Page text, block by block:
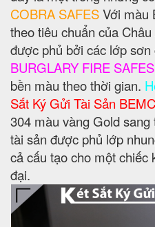
COBRA SAFESVới màu
theo tiêu chuẩn của
được phủ bởi các lớp
BURGLARY FIRE SAFES
bền màu theo thời gian.
Sắt Ký Gửi Tài Sản
304 màu vàng Gold
tài sản được phủ lớp
cả cấu tạo cho một chiếc
đại.